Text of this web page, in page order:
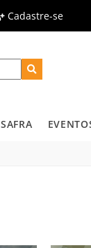
Cadastre-se
SAFRA